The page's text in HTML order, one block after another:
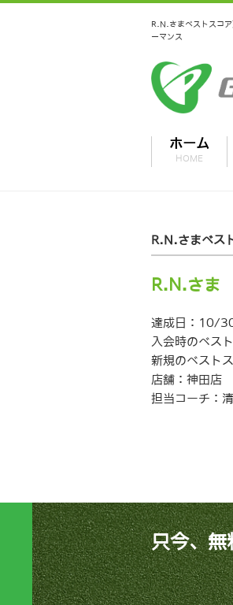
R.N.さまベストスコ
ーマンス
ホーム
HOME
R.N.さまベス
R.N.さま
達成日：10/
入会時のベス
新規のベスト
店舗：神田店
担当コーチ：
只今、無